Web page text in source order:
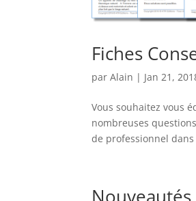
Fiches
parAlain | Jan 21,
Vous souhaitez vous
nombreuses
de professionnel dans